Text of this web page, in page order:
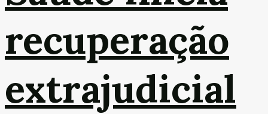
recuperação
extrajudicial